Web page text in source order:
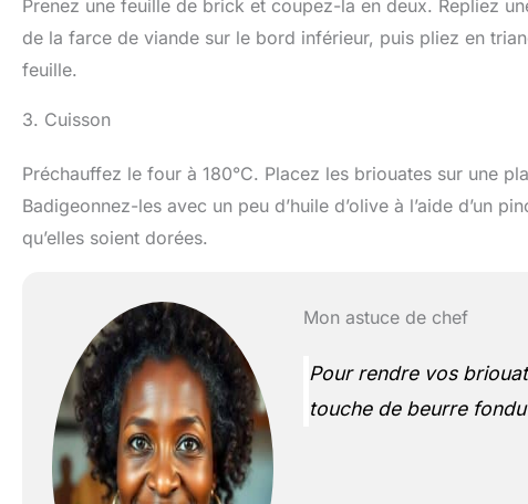
Prenez une feuille de brick et coupez-la en deux. Repliez
de la farce de viande sur le bord inférieur, puis pliez en
feuille.
3. Cuisson
Préchauffez le four à 180°C. Placez les briouates sur une
Badigeonnez-les avec un peu d’huile d’olive à l’aide d’un
qu’elles soient dorées.
Mon astuce de chef
Pour rendre vos
touche de beurre